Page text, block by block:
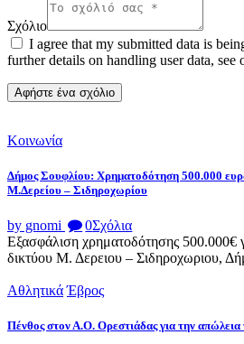
Σχόλιο
I agree that my submitted data is
further details on handling user data, see
Κοινωνία
Δήμος Σουφλίου: Χρηματοδότηση 500.000
Μ.Δερείου – Σιδηροχωρίου
by gnomi 0Σχόλια
Εξασφάλιση χρηματοδότησης 500.000€
δικτύου Μ. Δερειου – Σιδηροχωριου,
Αθλητικά Έβρος
Πένθος στον Α.Ο. Ορεστιάδας για την